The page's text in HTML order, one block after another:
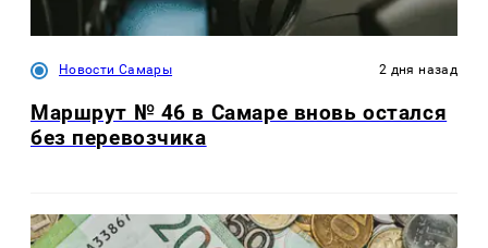
Новости Самары 2 дня назад
Маршрут № 46 в Самаре вновь остался
без перевозчика